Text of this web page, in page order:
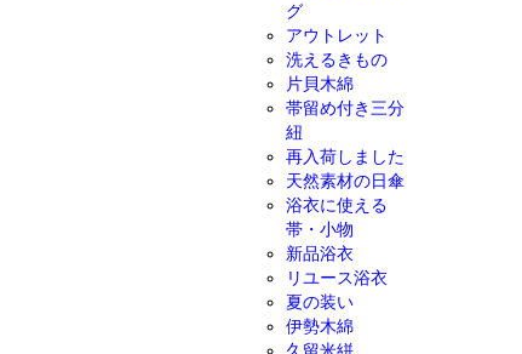
グ
アウトレット
洗えるきもの
片貝木綿
帯留め付き三分
紐
再入荷しました
天然素材の日傘
浴衣に使える
帯・小物
新品浴衣
リユース浴衣
夏の装い
伊勢木綿